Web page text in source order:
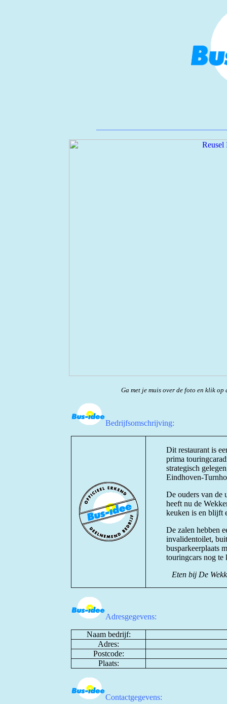
Ga met je muis over de foto en klik
Bedrijfsomschrijving:
Dit restaurant is
prima
strategisch
Eindhoven-
De ouders van de
heeft nu de
keuken is en blijft
De zalen hebben
invalidentoilet,
busparkeerplaats
touringcars nog te
Eten bij De
Adresgegevens:
Naam bedrijf:
Adres:
Postcode:
Plaats:
Contactgegevens: